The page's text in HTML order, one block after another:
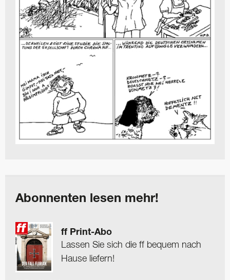
Abonnenten lesen mehr!
ff Print-Abo
Lassen Sie sich die ff bequem nach
Hause liefern!